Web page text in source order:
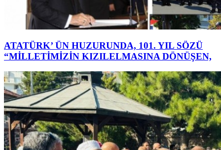
ATATÜRK’ ÜN HUZURUNDA, 101. YIL SÖZÜ
“MİLLETİMİZİN KIZILELMASINA DÖNÜŞEN,